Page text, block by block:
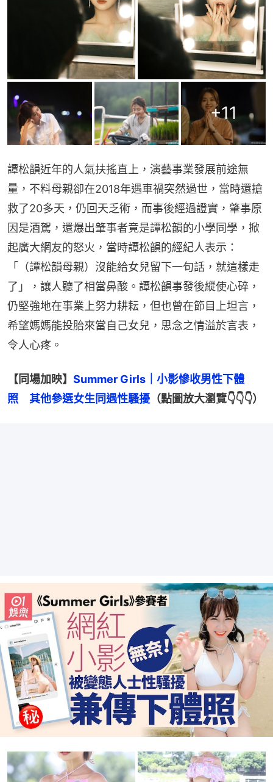
+11
譚松韻近年的人氣扶搖直上，演藝事業發展前途無
量，不料母親卻在2018年遇車禍突然過世，當時還搶
救了20多天，仍回天乏術，而事後經過證實，肇事原
因是酒駕，還爆出肇事者竟是譚松韻的小學同學，掀
起廣大網友的怒火，當時譚松韻的經紀人表示：
「（譚松韻母親）沒能給女兒留下一句話，就這樣走
了」，讓人聽了相當鼻酸。譚松韻事發後縱使心碎，
仍堅強地在事業上努力耕耘，但也曾在節目上坦言，
希望媽媽能投胎來當自己女兒，思念之情溢於言表，
令人心疼。
【同場加映】 Summer Girls｜小影慘收男性下體
照　其他參選女生同遇性騷擾 （點圖放大瀏覽👇👇👇）